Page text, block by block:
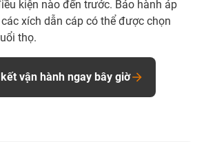
kiện nào đến trước. Bảo hành áp
xích dẫn cáp có thể được chọn
thọ.
vận hành ngay bây giờ